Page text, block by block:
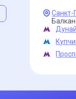
Санкт-